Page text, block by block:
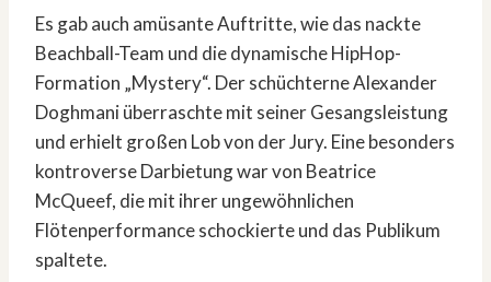
Es gab auch amüsante Auftritte, wie das nackte
Beachball-Team und die dynamische HipHop-
Formation „Mystery“. Der schüchterne Alexander
Doghmani überraschte mit seiner Gesangsleistung
und erhielt großen Lob von der Jury. Eine besonders
kontroverse Darbietung war von Beatrice
McQueef, die mit ihrer ungewöhnlichen
Flötenperformance schockierte und das Publikum
spaltete.